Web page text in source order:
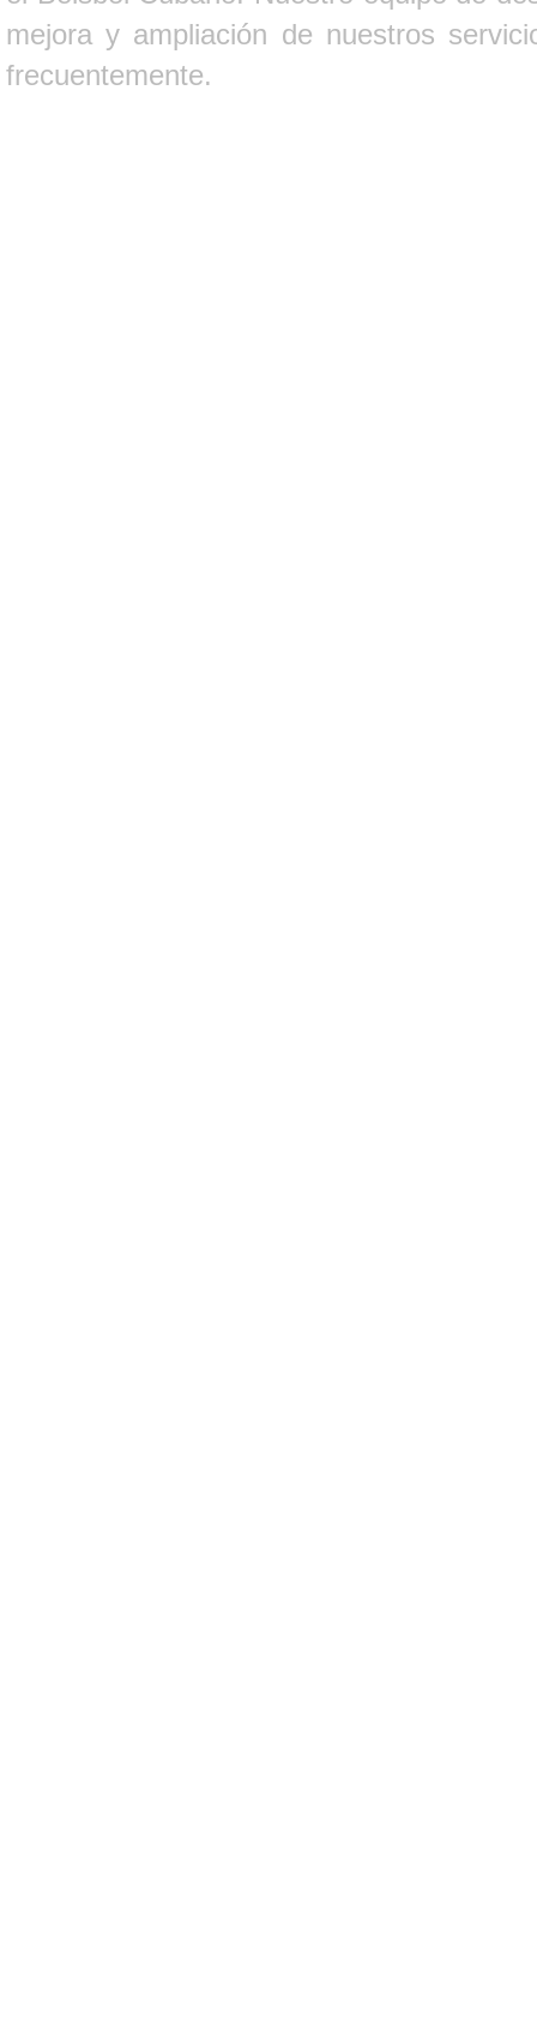
mejora y ampliación de nuestros
frecuentemente.